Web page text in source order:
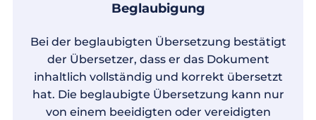
Beglaubigung
Bei der beglaubigten Übersetzung bestätigt
der Übersetzer, dass er das Dokument
inhaltlich vollständig und korrekt übersetzt
hat. Die beglaubigte Übersetzung kann nur
von einem beeidigten oder vereidigten